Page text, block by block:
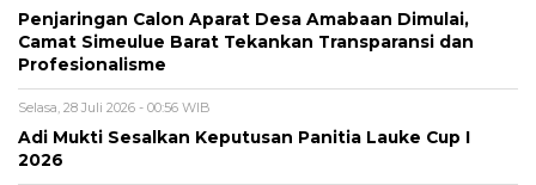
Penjaringan Calon Aparat Desa Amabaan Dimulai,
Camat Simeulue Barat Tekankan Transparansi dan
Profesionalisme
Selasa, 28 Juli 2026 - 00:56 WIB
Adi Mukti Sesalkan Keputusan Panitia Lauke Cup I
2026